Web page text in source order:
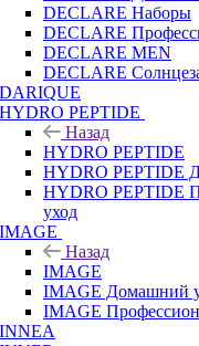
DECLARE Наборы
DECLARE
DECLARE MEN
DECLARE
DARIQUE
HYDRO PEPTIDE
Назад
HYDRO PEPTIDE
HYDRO PEPTIDE
HYDRO PEPTIDE
уход
IMAGE
Назад
IMAGE
IMAGE Домашний
IMAGE
INNEA